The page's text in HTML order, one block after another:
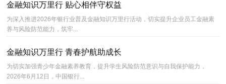
金融知识万里行 贴心相伴守权益
为深入推进2026年银行业普及金融知识万里行活动，切实提升企业员工金融素
养与风险防范能力，筑牢...
金融知识万里行 青春护航助成长
为切实加强青少年金融素养教育，提升学生风险防范意识与自我保护能力，
2026年6月12日，中国银行...